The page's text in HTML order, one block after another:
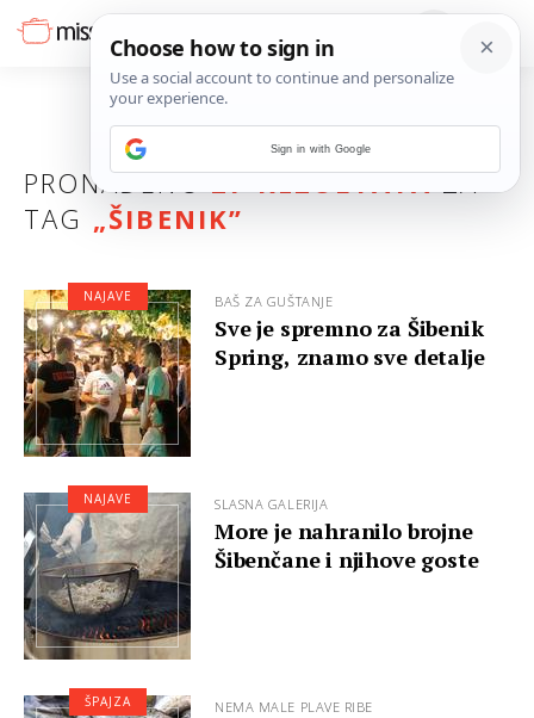
PRONAĐENO27 REZULTATAZA
TAG „ŠIBENIK”
BAŠ ZA GUŠTANJE
Sve je spremno za Šibenik
Spring, znamo sve detalje
NAJAVE
SLASNA GALERIJA
More je nahranilo brojne
Šibenčane i njihove goste
NAJAVE
NEMA MALE PLAVE RIBE
ŠPAJZA
Sign in with Google